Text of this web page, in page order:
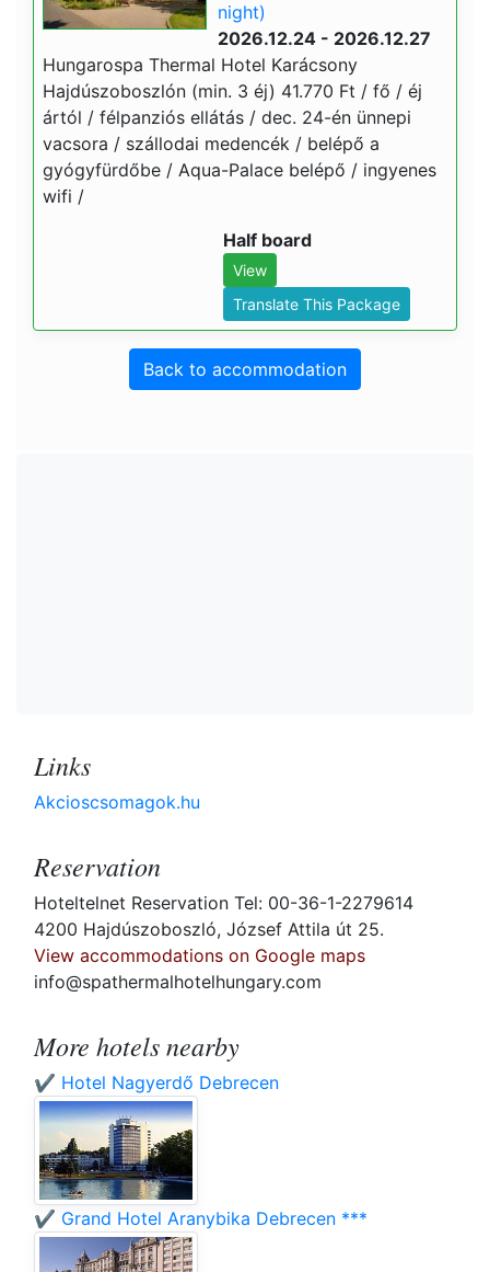
night)
2026.12.24 - 2026.12.27
Hungarospa Thermal Hotel Karácsony
Hajdúszoboszlón (min. 3 éj) 41.770 Ft / fő / éj
ártól / félpanziós ellátás / dec. 24-én ünnepi
vacsora / szállodai medencék / belépő a
gyógyfürdőbe / Aqua-Palace belépő / ingyenes
wifi /
Half board
View
Translate This Package
Back to accommodation
Links
Akcioscsomagok.hu
Reservation
Hoteltelnet Reservation Tel: 00-36-1-2279614
4200 Hajdúszoboszló, József Attila út 25.
View accommodations on Google maps
info@spathermalhotelhungary.com
More hotels nearby
✔️ Hotel Nagyerdő Debrecen
✔️ Grand Hotel Aranybika Debrecen ***